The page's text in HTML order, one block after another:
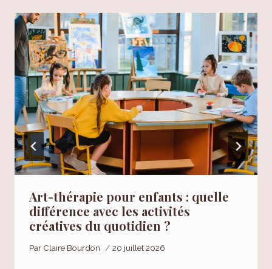
Art-thérapie pour enfants : quelle
différence avec les activités
créatives du quotidien ?
Par Claire Bourdon 20 juillet 2026